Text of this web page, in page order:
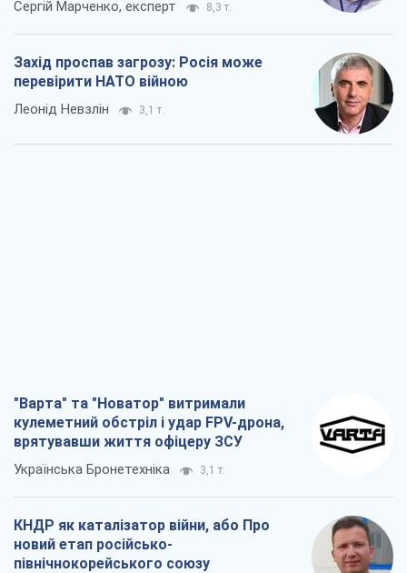
Сергій Марченко, експерт 8,3 т.
Захід проспав загрозу: Росія може
перевірити НАТО війною
Леонід Невзлін 3,1 т.
"Варта" та "Новатор" витримали
кулеметний обстріл і удар FPV-дрона,
врятувавши життя офіцеру ЗСУ
Українська Бронетехніка 3,1 т.
КНДР як каталізатор війни, або Про
новий етап російсько-
північнокорейського союзу